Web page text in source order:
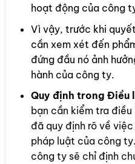
hoạt động của công
Vì vậy, trước khi
cần xem xét đến
đứng đầu nó ảnh
hành của công ty.
Quy định trong Điều
bạn cần kiểm tra
đã quy định rõ về
pháp luật của công
công ty sẽ chỉ định